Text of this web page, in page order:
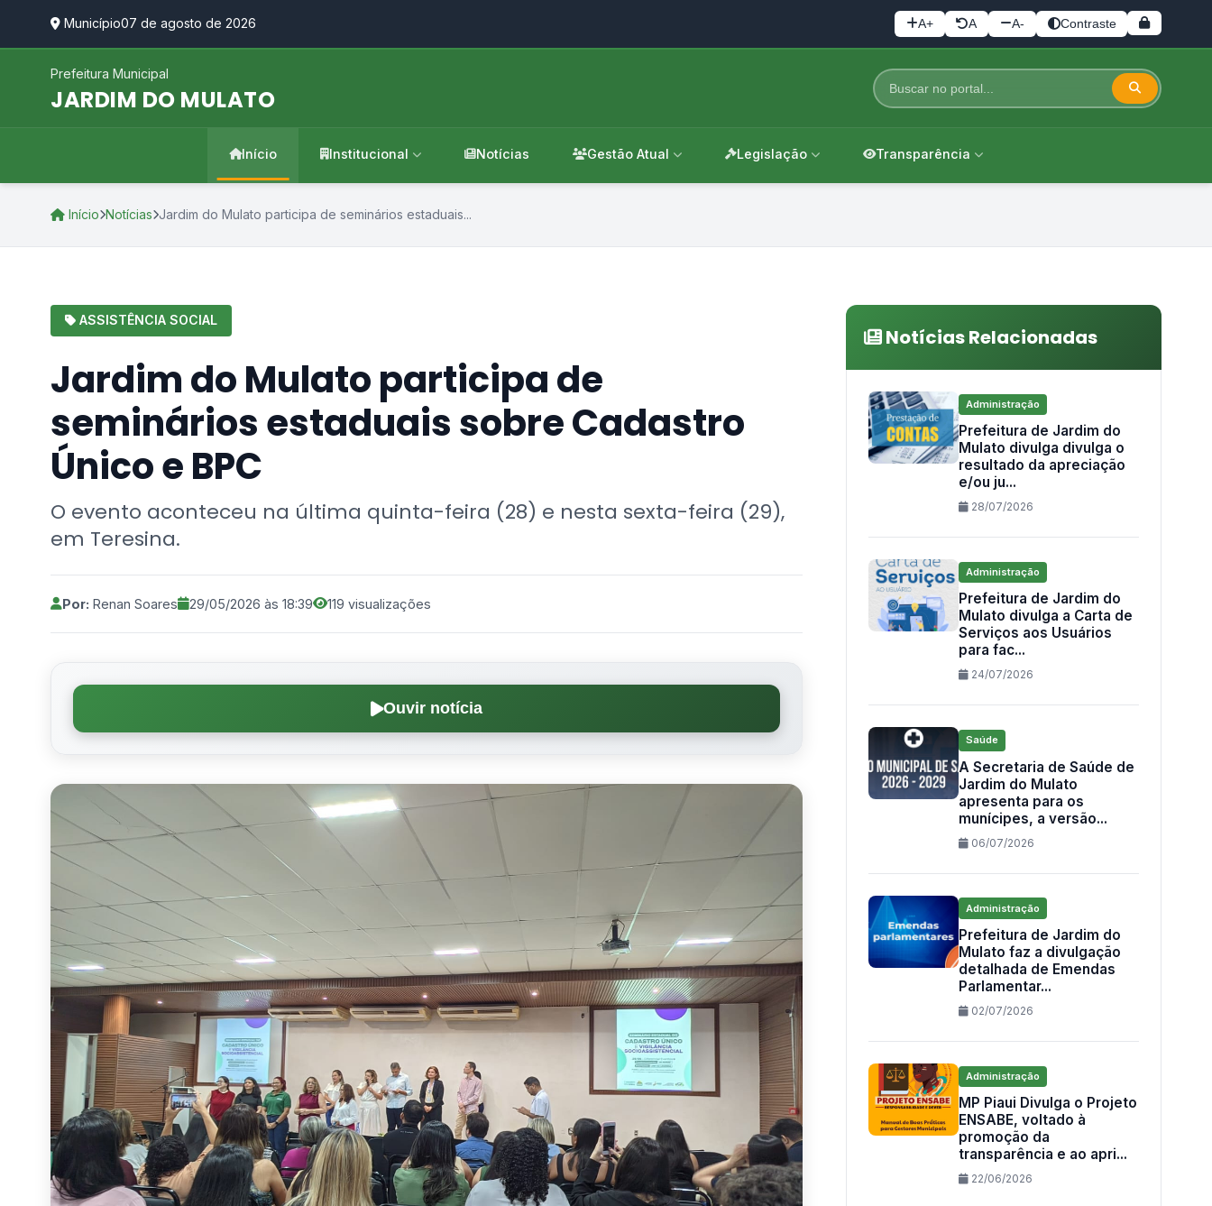
Município07 de agosto de 2026 A+ A A- Contraste
Prefeitura Municipal
JARDIM DO MULATO
Início Institucional Notícias Gestão Atual Legislação Transparência
Início Notícias Jardim do Mulato participa de seminários estaduais...
ASSISTÊNCIA SOCIAL
Jardim do Mulato participa de
seminários estaduais sobre Cadastro
Único e BPC
O evento aconteceu na última quinta-feira (28) e nesta sexta-feira (29),
em Teresina.
Por: Renan Soares 29/05/2026 às 18:39 119 visualizações
Ouvir notícia
Notícias Relacionadas
Administração
Prefeitura de Jardim do
Mulato divulga divulga o
resultado da apreciação
e/ou ju...
28/07/2026
Administração
Prefeitura de Jardim do
Mulato divulga a Carta de
Serviços aos Usuários
para fac...
24/07/2026
Saúde
A Secretaria de Saúde de
Jardim do Mulato
apresenta para os
munícipes, a versão...
06/07/2026
Administração
Prefeitura de Jardim do
Mulato faz a divulgação
detalhada de Emendas
Parlamentar...
02/07/2026
Administração
MP Piaui Divulga o Projeto
ENSABE, voltado à
promoção da
transparência e ao apri...
22/06/2026